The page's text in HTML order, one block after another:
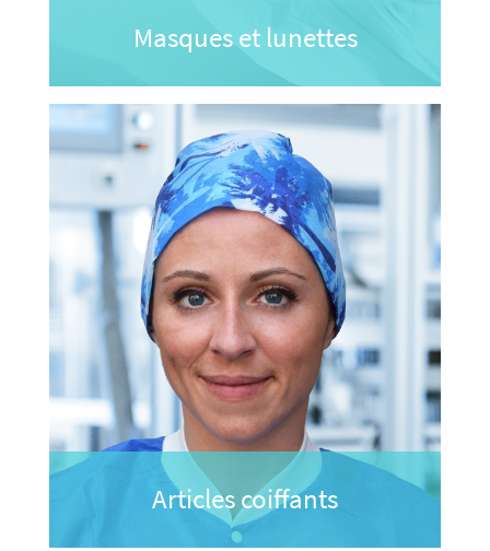
Masques et lunettes
Articles coiffants